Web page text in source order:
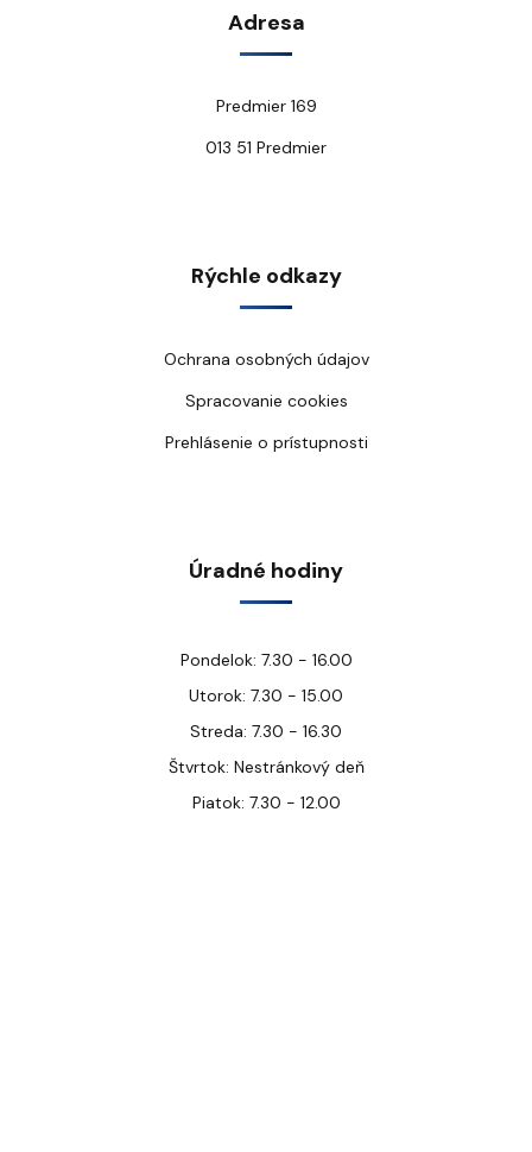
Adresa
Predmier 169
013 51 Predmier
Rýchle odkazy
Ochrana osobných údajov
Spracovanie cookies
Prehlásenie o prístupnosti
Úradné hodiny
Pondelok: 7.30 - 16.00
Utorok: 7.30 - 15.00
Streda: 7.30 - 16.30
Štvrtok: Nestránkový deň
Piatok: 7.30 - 12.00